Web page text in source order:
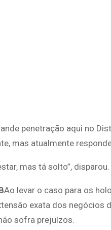
penetração aqui no
mas atualmente
mas tá solto”, disparou.
Ao levar o caso para os
exata dos negócios
sofra prejuízos.